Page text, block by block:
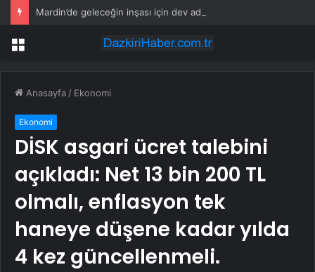
Menü
Anasayfa / Ekonomi
Ekonomi
DİSK asgari ücret talebini
açıkladı: Net 13 bin 200 TL
olmalı, enflasyon tek
haneye düşene kadar yılda
4 kez güncellenmeli.